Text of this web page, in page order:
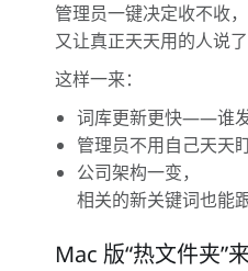
管理员一键决定收不收
又让真正天天用的人说了
这样一来：
词库更新更快——谁发
管理员不用自己天天
公司架构一变，
相关的新关键词也能
Mac 版“热文件夹”